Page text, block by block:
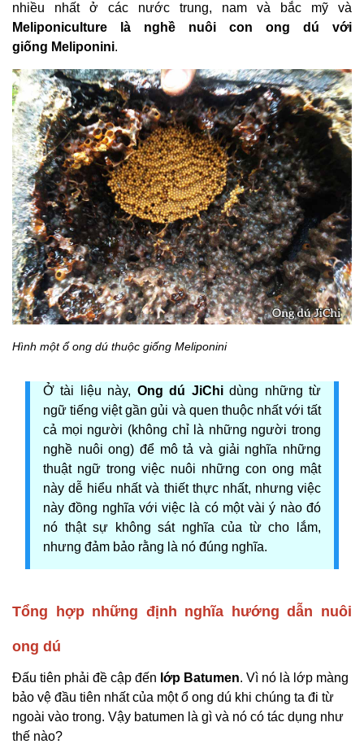
nhiều nhất ở các nước trung, nam và bắc mỹ và
Meliponiculture là nghề nuôi con ong dú với
giống Meliponini.
Hình một ổ ong dú thuộc giống Meliponini
Ở tài liệu này, Ong dú JiChidùng những từ
ngữ tiếng việt gần gủi và quen thuộc nhất với tất
cả mọi người (không chỉ là những người trong
nghề nuôi ong) để mô tả và giải nghĩa những
thuật ngữ trong việc nuôi những con ong mật
này dễ hiểu nhất và thiết thực nhất, nhưng việc
này đồng nghĩa với việc là có một vài ý nào đó
nó thật sự không sát nghĩa của từ cho lắm,
nhưng đảm bảo rằng là nó đúng nghĩa.
Tổng hợp những định nghĩa hướng dẫn nuôi
ong dú
Đấu tiên phải đề cập đến lớp Batumen. Vì nó là lớp màng
bảo vệ đầu tiên nhất của một ổ ong dú khi chúng ta đi từ
ngoài vào trong. Vậy batumen là gì và nó có tác dụng như
thế nào?